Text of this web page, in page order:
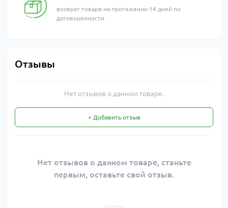
возврат товарв на протяжении 14 дней по
договоренности
Отзывы
Нет отзывов о данном товаре.
+ Добавить отзыв
Нет отзывов о данном товаре, станьте
первым, оставьте свой отзыв.